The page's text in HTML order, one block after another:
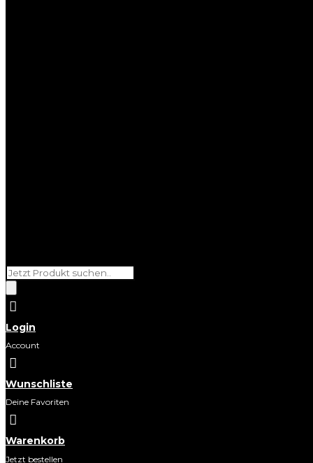
Products
search

Login
Account

Wunschliste
Deine Favoriten

Warenkorb
Jetzt bestellen